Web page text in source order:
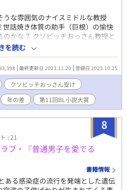
！？ 由緒正しきモブである俺の運
・・・・ 乙女ゲームに転生した男
ちゃわちゃしながら学園生活を送る
卒業まではキスまでです。 始めに
どの描写は入るものの相手が出てき
いな感じになるはずです。
うな雰囲気のナイスミドルな教授
世話焼き体質の助手（巨根）の愉快
かな？ クソビッチおっさん教授と
わちゃしているお話。 世話焼き好青
授。 ※全２１話+小話です。 ※ム
公開しております。
を読む
最終更新日 2023.11.20 登録日 2023.10.25
クソビッチおっさん受け
年の差 第11回BL小説大賞
8
: 21
ブ・『普通男子を愛でる
書籍情報
る感染症の流行を発端とした遺伝